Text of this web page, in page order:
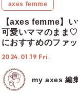
axes femme
【axes femme】
可愛いママのまま
におすすめのファ
イテム8選をご紹介
2024.01.19 Fri.
my axes 編